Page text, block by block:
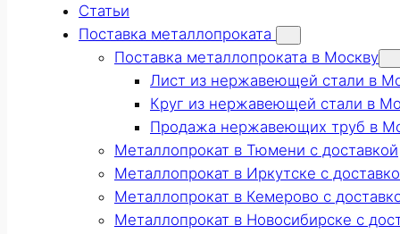
Статьи
Поставка металлопроката
Поставка металлопроката в Москву
Лист из нержавеющей стали в
Круг из нержавеющей стали в
Продажа нержавеющих труб в
Металлопрокат в Тюмени с доставкой
Металлопрокат в Иркутске с
Металлопрокат в Кемерово с
Металлопрокат в Новосибирске с